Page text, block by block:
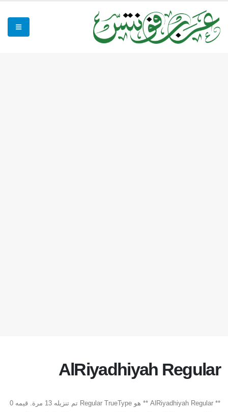
AlRiyadhiyah Regular
** AlRiyadhiyah Regular ** هو Regular TrueType تم تنزيله 13 مرة. قيمه 0